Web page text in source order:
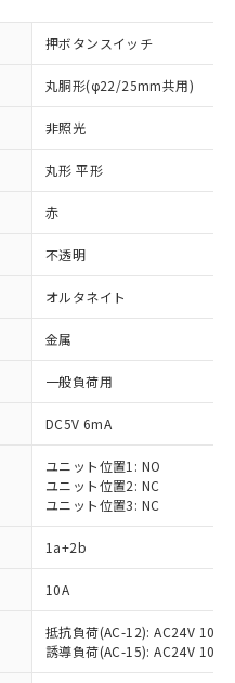
押ボタンスイッチ
丸胴形(φ22/25mm共用)
非照光
丸形 平形
赤
不透明
オルタネイト
金属
一般負荷用
DC5V 6mA
ユニット位置1: NO
ユニット位置2: NC
ユニット位置3: NC
1a+2b
10A
抵抗負荷(AC-12): AC24V 10A/
誘導負荷(AC-15): AC24V
指令（10物質）の
提供可能な商品で
（10物質）の非含